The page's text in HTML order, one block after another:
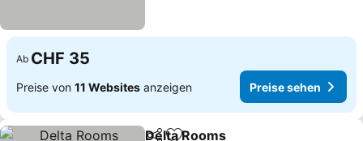
Ab CHF 35
Preise von 11 Websites anzeigen Preise sehen
Delta Rooms